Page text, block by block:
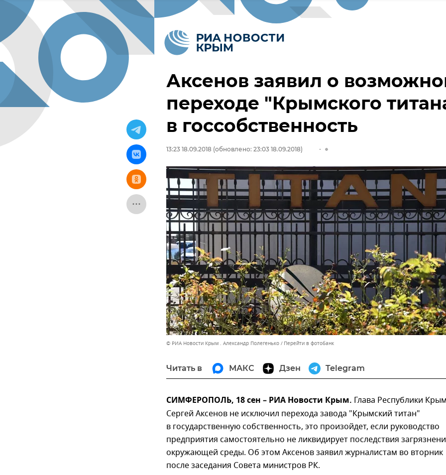
Аксенов заявил о
переходе "Крымского
в госсобственность
13:23 18.09.2018 (обновлено: 23:03 18.09.2018)
© РИА Новости Крым . Александр Полегенько Перейти в фотобанк
Читать в МАКС Дзен Telegram
СИМФЕРОПОЛЬ, 18 сен – РИА Новости Крым. Глава Республики
Сергей Аксенов не исключил перехода завода "Крымский титан"
в государственную собственность, это произойдет, если руководство
предприятия самостоятельно не ликвидирует последствия
окружающей среды. Об этом Аксенов заявил журналистам во вторник
после заседания Совета министров РК.